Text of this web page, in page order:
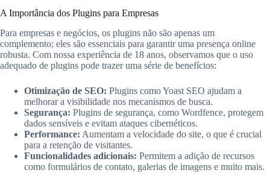
A Importância dos Plugins para Empresas
Para empresas e negócios, os plugins não são apenas um
complemento; eles são essenciais para garantir uma presença online
robusta. Com nossa experiência de 18 anos, observamos que o uso
adequado de plugins pode trazer uma série de benefícios:
Otimização de SEO: Plugins como Yoast SEO ajudam a
melhorar a visibilidade nos mecanismos de busca.
Segurança: Plugins de segurança, como Wordfence, protegem
dados sensíveis e evitam ataques cibernéticos.
Performance: Aumentam a velocidade do site, o que é crucial
para a retenção de visitantes.
Funcionalidades adicionais: Permitem a adição de recursos
como formulários de contato, galerias de imagens e muito mais.